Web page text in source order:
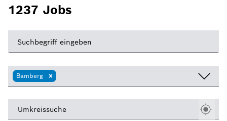
1237 Jobs
Suchbegriff eingeben
Bamberg
Umkreissuche